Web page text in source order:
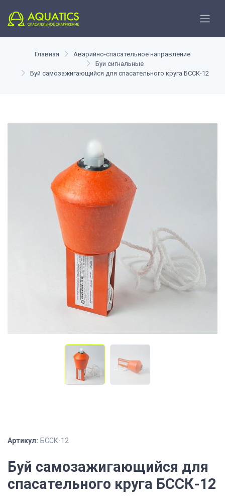
Главная
Аварийно-спасательное направление
Буи сигнальные
Буй самозажигающийся для спасательного круга БССК-12
Артикул: БССК-12
Буй самозажигающийся для
спасательного круга БССК-12